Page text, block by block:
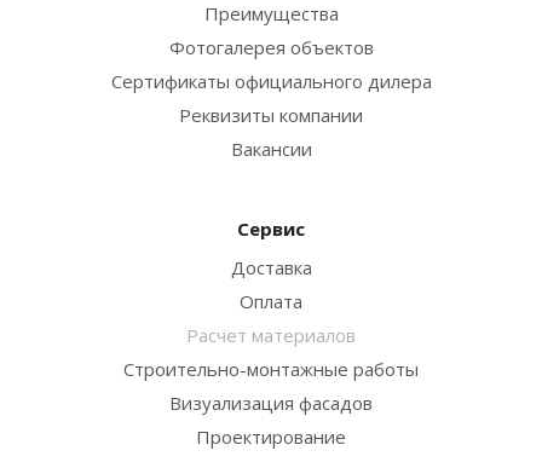
Преимущества
Фотогалерея объектов
Сертификаты официального дилера
Реквизиты компании
Вакансии
Сервис
Доставка
Оплата
Расчет материалов
Строительно-монтажные работы
Визуализация фасадов
Проектирование